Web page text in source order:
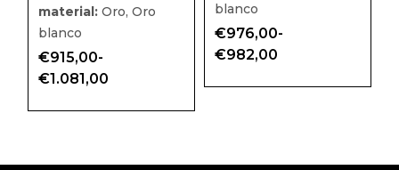
material: Oro, Oro
blanco
€915,00-
€1.081,00
Rango
de
desde
blanco
€976,00-
€982,00
Rango
de
desde